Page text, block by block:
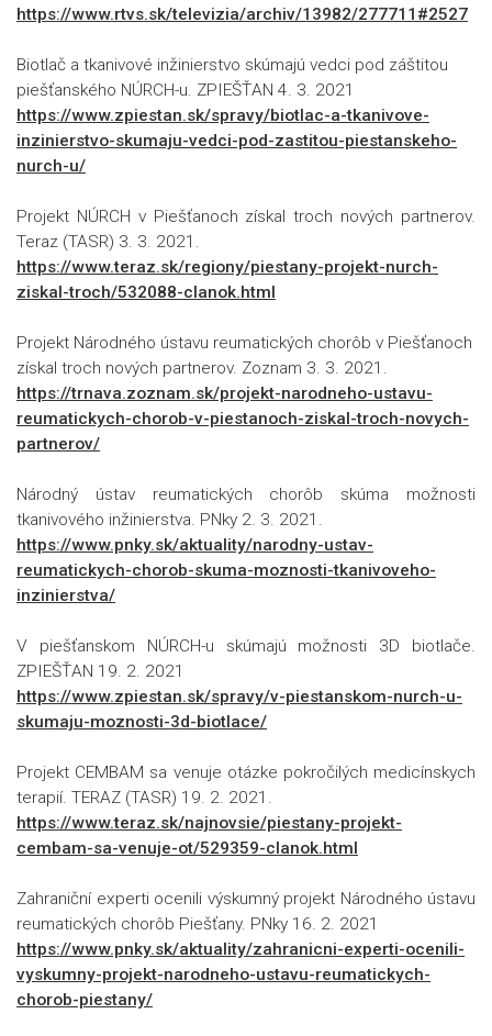
https://www.rtvs.sk/televizia/archiv/13982/277711#2527
Biotlač a tkanivové inžinierstvo skúmajú vedci pod záštitou
piešťanského NÚRCH-u. ZPIEŠŤAN 4. 3. 2021
https://www.zpiestan.sk/spravy/biotlac-a-tkanivove-
inzinierstvo-skumaju-vedci-pod-zastitou-piestanskeho-
nurch-u/
Projekt NÚRCH v Piešťanoch získal troch nových partnerov.
Teraz (TASR) 3. 3. 2021.
https://www.teraz.sk/regiony/piestany-projekt-nurch-
ziskal-troch/532088-clanok.html
Projekt Národného ústavu reumatických chorôb v Piešťanoch
získal troch nových partnerov. Zoznam 3. 3. 2021.
https://trnava.zoznam.sk/projekt-narodneho-ustavu-
reumatickych-chorob-v-piestanoch-ziskal-troch-novych-
partnerov/
Národný ústav reumatických chorôb skúma možnosti
tkanivového inžinierstva. PNky 2. 3. 2021.
https://www.pnky.sk/aktuality/narodny-ustav-
reumatickych-chorob-skuma-moznosti-tkanivoveho-
inzinierstva/
V piešťanskom NÚRCH-u skúmajú možnosti 3D biotlače.
ZPIEŠŤAN 19. 2. 2021
https://www.zpiestan.sk/spravy/v-piestanskom-nurch-u-
skumaju-moznosti-3d-biotlace/
Projekt CEMBAM sa venuje otázke pokročilých medicínskych
terapií. TERAZ (TASR) 19. 2. 2021.
https://www.teraz.sk/najnovsie/piestany-projekt-
cembam-sa-venuje-ot/529359-clanok.html
Zahraniční experti ocenili výskumný projekt Národného ústavu
reumatických chorôb Piešťany. PNky 16. 2. 2021
https://www.pnky.sk/aktuality/zahranicni-experti-ocenili-
vyskumny-projekt-narodneho-ustavu-reumatickych-
chorob-piestany/